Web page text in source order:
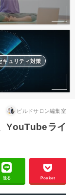
キュリティ対策
ビルドサロン編集室
YouTubeライ
送る Pocket